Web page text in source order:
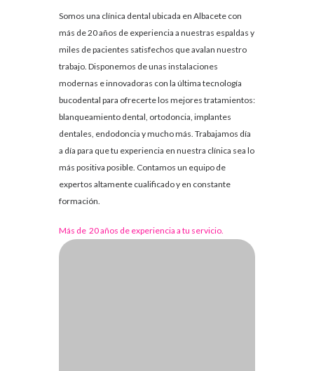
Somos una clínica dental ubicada en Albacete con
más de 20 años de experiencia a nuestras espaldas y
miles de pacientes satisfechos que avalan nuestro
trabajo. Disponemos de unas instalaciones
modernas e innovadoras con la última tecnología
bucodental para ofrecerte los mejores tratamientos:
blanqueamiento dental, ortodoncia, implantes
dentales, endodoncia y mucho más. Trabajamos día
a día para que tu experiencia en nuestra clínica sea lo
más positiva posible. Contamos un equipo de
expertos altamente cualificado y en constante
formación.
Más de 20 años de experiencia a tu servicio.